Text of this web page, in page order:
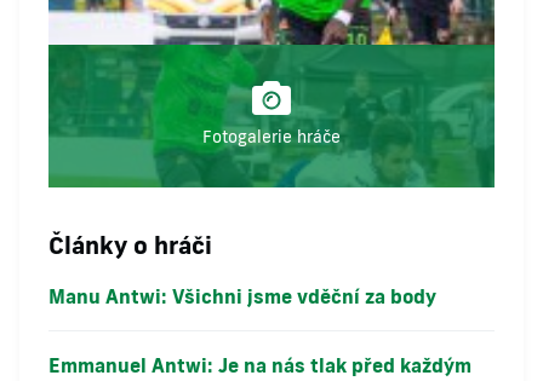
Fotogalerie hráče
Články o hráči
Manu Antwi: Všichni jsme vděční za body
Emmanuel Antwi: Je na nás tlak před každým